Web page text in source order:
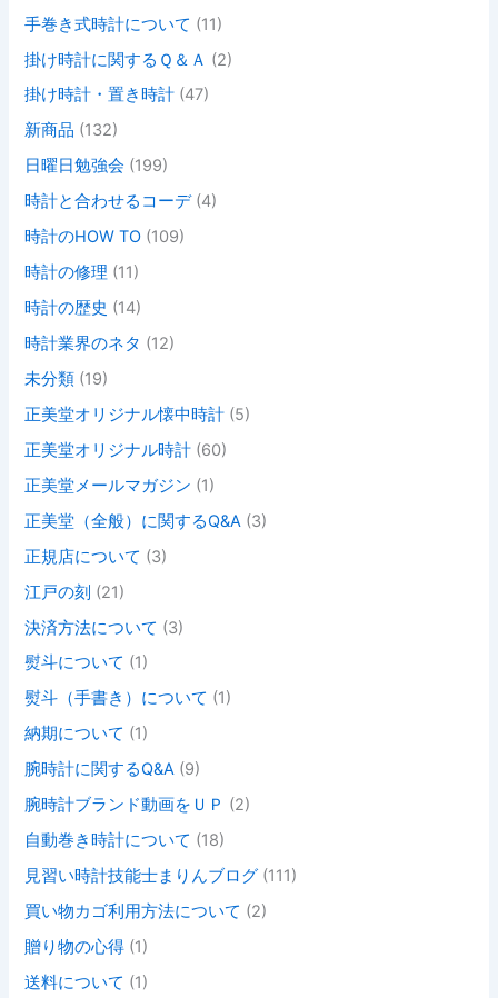
手巻き式時計について (11)
掛け時計に関するＱ＆Ａ (2)
掛け時計・置き時計 (47)
新商品 (132)
日曜日勉強会 (199)
時計と合わせるコーデ(4)
時計のHOW TO (109)
時計の修理 (11)
時計の歴史 (14)
時計業界のネタ (12)
未分類 (19)
正美堂オリジナル懐中時計 (5)
正美堂オリジナル時計 (60)
正美堂メールマガジン (1)
正美堂（全般）に関するQ&A (3)
正規店について (3)
江戸の刻 (21)
決済方法について (3)
熨斗について (1)
熨斗（手書き）について (1)
納期について (1)
腕時計に関するQ&A (9)
腕時計ブランド動画をＵＰ (2)
自動巻き時計について (18)
見習い時計技能士まりんブログ (111)
買い物カゴ利用方法について (2)
贈り物の心得 (1)
送料について (1)